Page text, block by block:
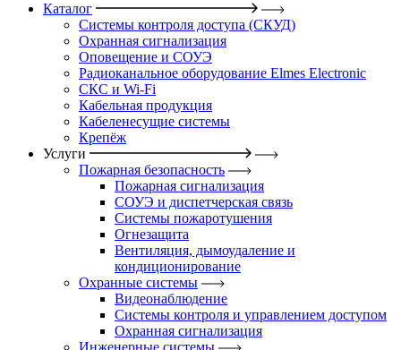
Каталог
Системы контроля доступа (СКУД)
Охранная сигнализация
Оповещение и СОУЭ
Радиоканальное оборудование Elmes Electronic
СКС и Wi-Fi
Кабельная продукция
Кабеленесущие системы
Крепёж
Услуги
Пожарная безопасность
Пожарная сигнализация
СОУЭ и диспетчерская связь
Системы пожаротушения
Огнезащита
Вентиляция, дымоудаление и
кондиционирование
Охранные системы
Видеонаблюдение
Системы контроля и управлением доступом
Охранная сигнализация
Инженерные системы